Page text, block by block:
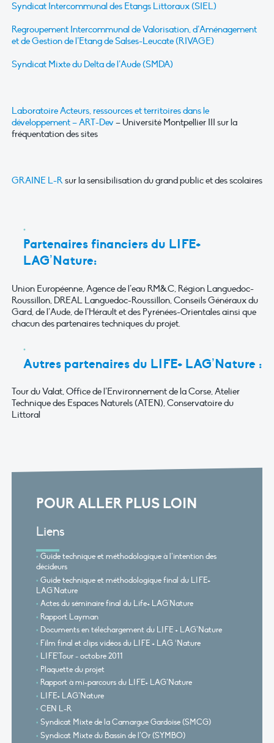
Syndicat Intercommunal des Etangs Littoraux (SIEL)
Regroupement Intercommunal de Valorisation, d’Aménagement
et de Gestion de l’Etang de Salses-Leucate (RIVAGE)
Syndicat Mixte du Delta de l’Aude (SMDA)
Laboratoire Acteurs, ressources et territoires dans le
développement – ART-Dev– Université Montpellier III sur la
fréquentation des sites
GRAINE L-Rsur la sensibilisation du grand public et des scolaires
Partenaires financiers du LIFE+
LAG’Nature:
Union Européenne, Agence de l’eau RM&C, Région Languedoc-
Roussillon, DREAL Languedoc-Roussillon, Conseils Généraux du
Gard, de l’Aude, de l’Hérault et des Pyrénées-Orientales ainsi que
chacun des partenaires techniques du projet.
Autres partenaires du LIFE+ LAG’Nature :
Tour du Valat, Office de l’Environnement de la Corse, Atelier
Technique des Espaces Naturels (ATEN), Conservatoire du
Littoral
POUR ALLER PLUS LOIN
Liens
Guide technique et méthodologique à l’intention des
décideurs
Guide technique et méthodologique final du LIFE+
LAG'Nature
Actes du séminaire final du Life+ LAG'Nature
Rapport Layman
Documents en téléchargement du LIFE + LAG’Nature
Film final et clips vidéos du LIFE + LAG ‘Nature
LIFE’Tour - octobre 2011
Plaquette du projet
Rapport à mi-parcours du LIFE+ LAG’Nature
LIFE+ LAG’Nature
CEN L-R
Syndicat Mixte de la Camargue Gardoise (SMCG)
Syndicat Mixte du Bassin de l’Or (SYMBO)